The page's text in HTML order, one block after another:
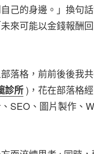
己的身邊。」換句
來可能以金錢報酬
落格，前前後後我
診所 )，花在部落格
SEO、圖片製作、